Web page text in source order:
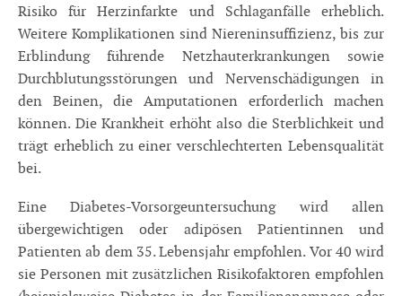
Risiko für Herzinfarkte und Schlaganfälle erheblich.
Weitere Komplikationen sind Niereninsuffizienz, bis zur
Erblindung führende Netzhauterkrankungen sowie
Durchblutungsstörungen und Nervenschädigungen in
den Beinen, die Amputationen erforderlich machen
können. Die Krankheit erhöht also die Sterblichkeit und
trägt erheblich zu einer verschlechterten Lebensqualität
bei.
Eine Diabetes-Vorsorgeuntersuchung wird allen
übergewichtigen oder adipösen Patientinnen und
Patienten ab dem 35. Lebensjahr empfohlen. Vor 40 wird
sie Personen mit zusätzlichen Risikofaktoren empfohlen